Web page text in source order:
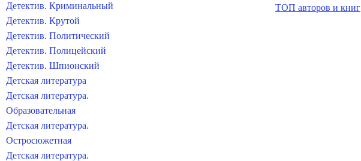
ТОП авторов и книг
Детектив. Криминальный
Детектив. Крутой
Детектив. Политический
Детектив. Полицейский
Детектив. Шпионский
Детская литература
Детская литература.
Образовательная
Детская литература.
Остросюжетная
Детская литература.